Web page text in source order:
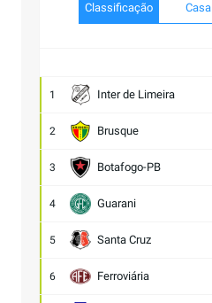
Classificação Casa
1 Inter de Limeira
2 Brusque
3 Botafogo-PB
4 Guarani
5 Santa Cruz
6 Ferroviária